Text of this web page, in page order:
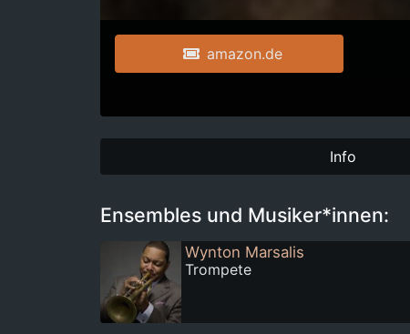
amazon.de
Info
Ensembles und Musiker*innen:
Wynton Marsalis
Trompete